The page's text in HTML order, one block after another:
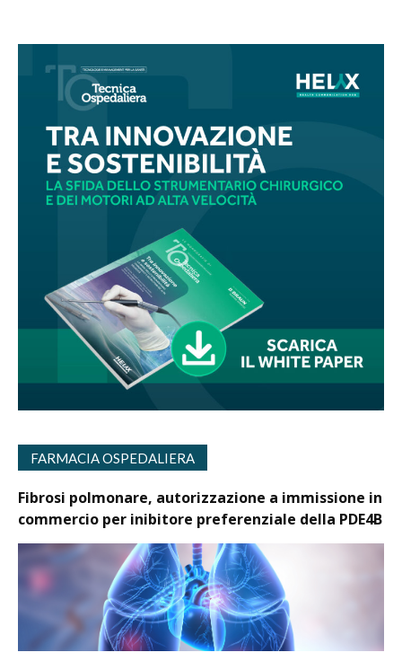
FARMACIA OSPEDALIERA
Fibrosi polmonare, autorizzazione a immissione in
commercio per inibitore preferenziale della PDE4B